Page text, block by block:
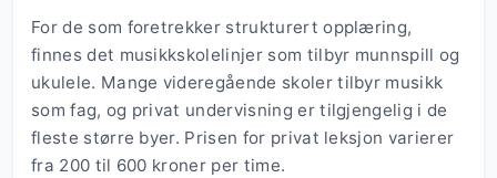
For de som foretrekker strukturert opplæring,
finnes det musikkskolelinjer som tilbyr munnspill og
ukulele. Mange videregående skoler tilbyr musikk
som fag, og privat undervisning er tilgjengelig i de
fleste større byer. Prisen for privat leksjon varierer
fra 200 til 600 kroner per time.